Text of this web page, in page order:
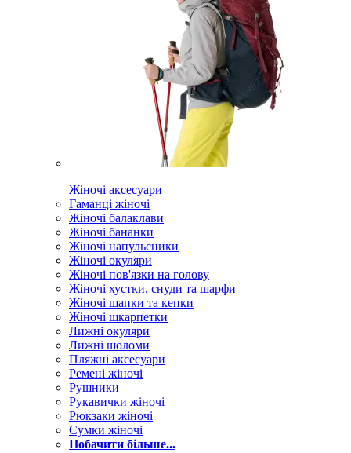
Жіночі аксесуари
Гаманці жіночі
Жіночі балаклави
Жіночі бананки
Жіночі напульсники
Жіночі окуляри
Жіночі пов'язки на голову
Жіночі хустки, снуди та шарфи
Жіночі шапки та кепки
Жіночі шкарпетки
Лижні окуляри
Лижні шоломи
Пляжні аксесуари
Ремені жіночі
Рушники
Рукавички жіночі
Рюкзаки жіночі
Сумки жіночі
Побачити більше...